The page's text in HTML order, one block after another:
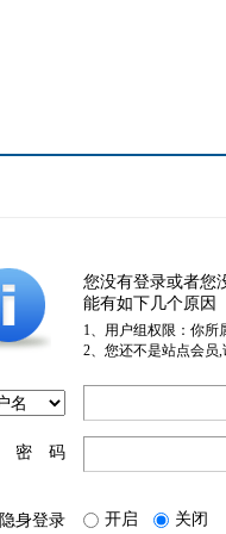
您没有登录或者您
能有如下几个原因
1、用户组权限：你所
2、您还不是站点会员
密 码
隐身登录 开启 关闭